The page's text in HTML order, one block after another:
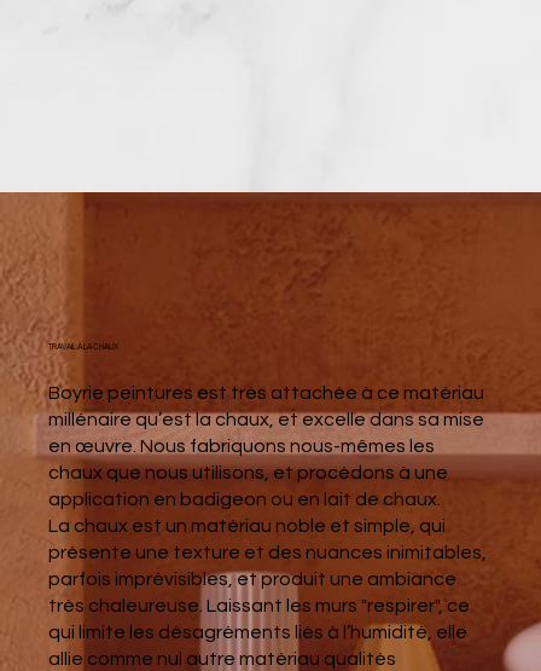
TRAVAIL À LA CHAUX
Boyrie peintures est très attachée à ce matériau
millénaire qu’est la chaux, et excelle dans sa mise
en œuvre. Nous fabriquons nous-mêmes les
chaux que nous utilisons, et procédons à une
application en badigeon ou en lait de chaux.
La chaux est un matériau noble et simple, qui
présente une texture et des nuances inimitables,
parfois imprévisibles, et produit une ambiance
très chaleureuse. Laissant les murs "respirer", ce
qui limite les désagréments liés à l’humidité, elle
allie comme nul autre matériau qualités